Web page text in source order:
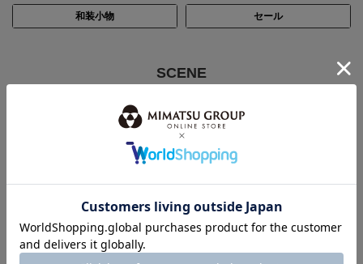
和装小物 セール
SCENE
結婚式・披露宴
ステージ・演奏会 入卒・七五三・顔合わせ
お通夜・お葬式 デイリー
卒業式
街歩き 慶事